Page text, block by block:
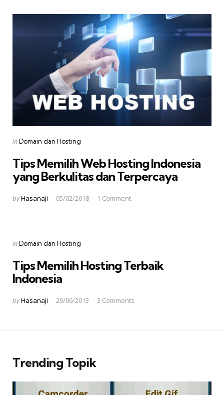
Categories
Posted
inDomain dan Hosting
Tips Memilih Web Hosting Indonesia
yang Berkulitas dan Terpercaya
Posted
byHasanaji 05/02/2018 1 Comment
Categories
Posted
inDomain dan Hosting
Tips Memilih Hosting Terbaik
Indonesia
Posted
byHasanaji 20/06/2013 3 Comments
Trending Topik